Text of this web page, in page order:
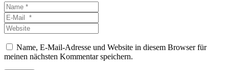
Name
*E-
Mail
*
Website
Name, E-Mail-Adresse und Website in diesem Browser für
meinen nächsten Kommentar speichern.